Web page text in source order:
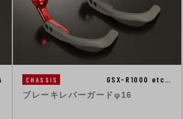
CHASSIS GSX-R1000 etc…
ブレーキレバーガードφ16